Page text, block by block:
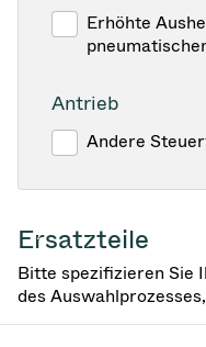
Erhöhte
Antrieb
Andere
Ersatzteile
Bitte spezifizieren Sie
des